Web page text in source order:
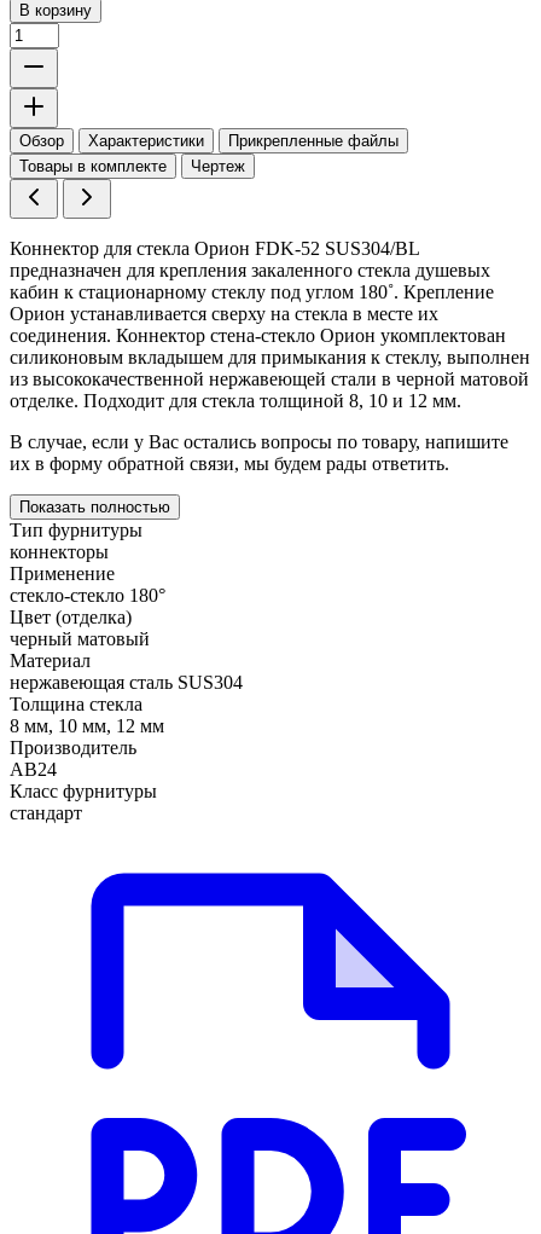
В корзину
Обзор Характеристики
Прикрепленные файлы
Товары в комплекте
Чертеж
Коннектор для стекла Орион FDK-52 SUS304/BL
предназначен для крепления закаленного стекла душевых
кабин к стационарному стеклу под углом 180˚. Крепление
Орион устанавливается сверху на стекла в месте их
соединения. Коннектор стена-стекло Орион укомплектован
силиконовым вкладышем для примыкания к стеклу, выполнен
из высококачественной нержавеющей стали в черной матовой
отделке. Подходит для стекла толщиной 8, 10 и 12 мм.
В случае, если у Вас остались вопросы по товару, напишите
их в форму обратной связи, мы будем рады ответить.
Показать полностью
Тип фурнитуры
коннекторы
Применение
стекло-стекло 180°
Цвет (отделка)
черный матовый
Материал
нержавеющая сталь SUS304
Толщина стекла
8 мм, 10 мм, 12 мм
Производитель
АВ24
Класс фурнитуры
стандарт